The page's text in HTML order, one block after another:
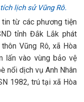
lịch sử Vũng Rô.
từ các phương tiện
tỉnh Đắk Lắk phát
Vũng Rô, xã Hòa
lấn vào vùng bảo vệ
nổi dịch vụ Anh Nhân
1982, trú tại xã Hòa